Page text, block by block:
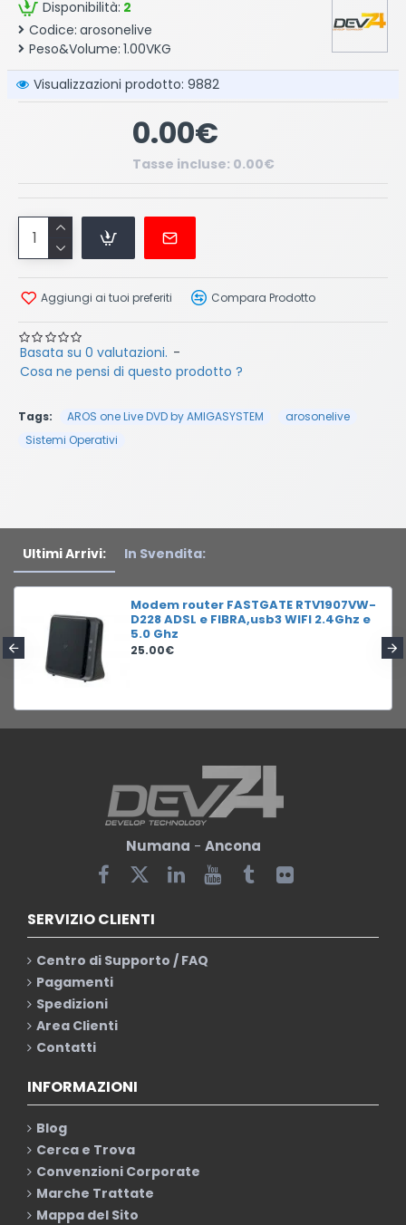
Disponibilità: 2
Codice: arosonelive
Peso&Volume: 1.00VKG
Visualizzazioni prodotto: 9882
Basata su 0 valutazioni. -
Cosa ne pensi di questo prodotto ?
0.00€
Tasse incluse: 0.00€
Aggiungi ai tuoi preferiti Compara Prodotto
Tags: AROS one Live DVD by AMIGASYSTEM
arosonelive
Sistemi Operativi
Ultimi Arrivi: In Svendita:
Modem router FASTGATE RTV1907VW-
D228 ADSL e FIBRA,usb3 WIFI 2.4Ghz e
5.0 Ghz
25.00€
Numana - Ancona
SERVIZIO CLIENTI
Centro di Supporto / FAQ
Pagamenti
Spedizioni
Area Clienti
Contatti
INFORMAZIONI
Blog
Cerca e Trova
Convenzioni Corporate
Marche Trattate
Mappa del Sito